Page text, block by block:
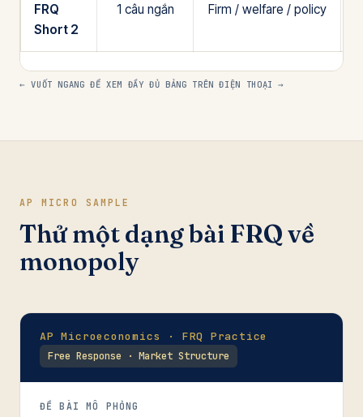
FRQ
Short 2
1 câu ngắn Firm / welfare / policy
← VUỐT NGANG ĐỂ XEM ĐẦY ĐỦ BẢNG TRÊN ĐIỆN THOẠI →
AP MICRO SAMPLE
Thử một dạng bài FRQ về
monopoly
AP Microeconomics · FRQ Practice
Free Response · Market Structure
ĐỀ BÀI MÔ PHỎNG